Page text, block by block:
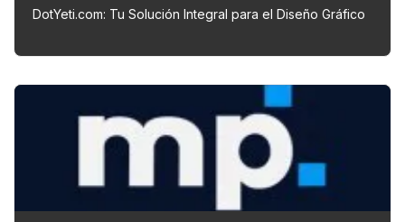
DotYeti.com: Tu Solución Integral para el Diseño Gráfico